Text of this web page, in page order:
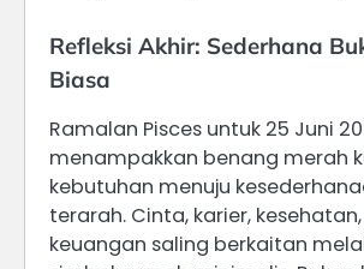
Refleksi Akhir: Sederhana
Biasa
Ramalan Pisces untuk 25 Juni
menampakkan benang merah
kebutuhan menuju
terarah. Cinta, karier,
keuangan saling berkaitan